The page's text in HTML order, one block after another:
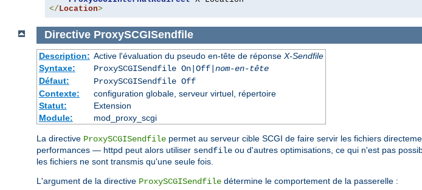
</Location>
Directive ProxySCGISendfile
Description: Active l'évaluation du pseudo en-tête de réponse X-Sendfile
Syntaxe:
ProxySCGISendfile On|Off| nom-en-tête
Défaut:
ProxySCGISendfile Off
Contexte:
configuration globale, serveur virtuel, répertoire
Statut:
Extension
Module:
mod_proxy_scgi
La directive ProxySCGISendfile permet au serveur cible SCGI de faire servir les fichiers
performances — httpd peut alors utiliser sendfile ou d'autres optimisations, ce qui n'est pas
les fichiers ne sont transmis qu'une seule fois.
L'argument de la directive ProxySCGISendfile détermine le comportement de la passerelle :